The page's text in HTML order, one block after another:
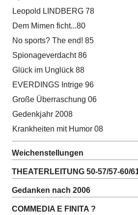
Leopold LINDBERG 78
Dem Mimen ficht...80
No sports? The end! 85
Spionageverdacht 86
Glück im Unglück 88
EVERDINGS Intrige 96
Große Überraschung 06
Gedenkjahr 2008
Krankheiten mit Humor 08
Weichenstellungen
THEATERLEITUNG 50-57/57-60/
Gedanken nach 2006
COMMEDIA E FINITA ?